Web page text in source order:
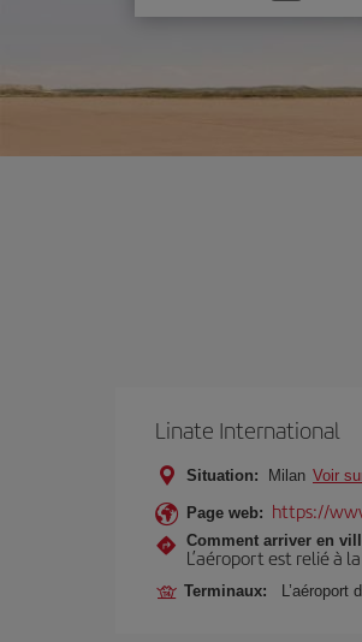
option
Linate International
Situation: Milan Voir
Page web: https://
Comment arriver en
L’aéroport est relié à
Terminaux: L’aéroport